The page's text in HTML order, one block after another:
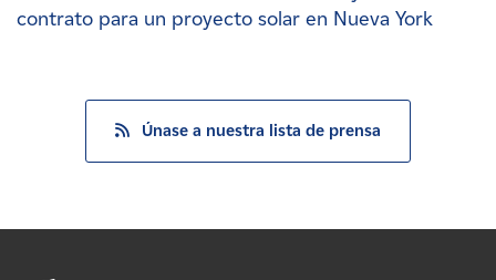
contrato para un proyecto solar en Nueva York
Únase a nuestra lista de prensa